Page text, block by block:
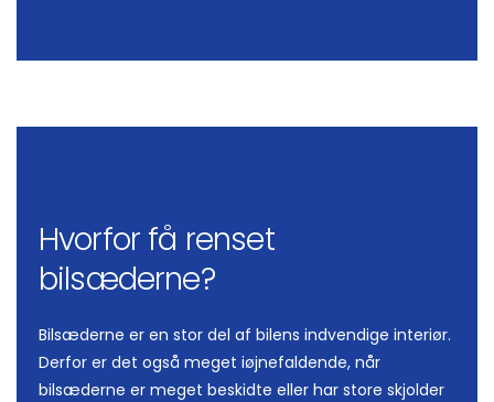
Hvorfor få renset
bilsæderne?
Bilsæderne er en stor del af bilens indvendige interiør.
Derfor er det også meget iøjnefaldende, når
bilsæderne er meget beskidte eller har store skjolder